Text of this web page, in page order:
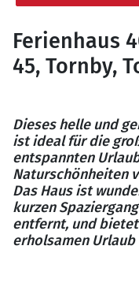
Ferienhaus
45, Tornby,
Dieses helle und
ist ideal für die
entspannten
Naturschönheiten
Das Haus ist
kurzen
entfernt, und
erholsamen